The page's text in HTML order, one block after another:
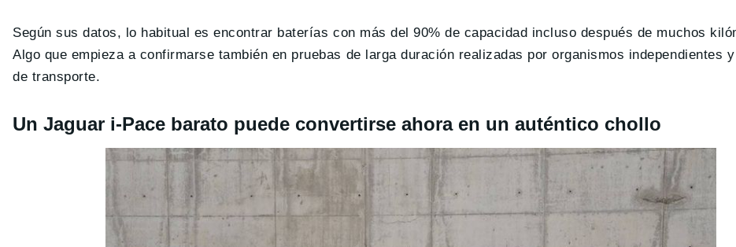
Según sus datos, lo habitual es encontrar baterías con más del 90% de capacidad incluso después de muchos
Algo que empieza a confirmarse también en pruebas de larga duración realizadas por organismos independientes
de transporte.
Un Jaguar i-Pace barato puede convertirse ahora en un auténtico chollo